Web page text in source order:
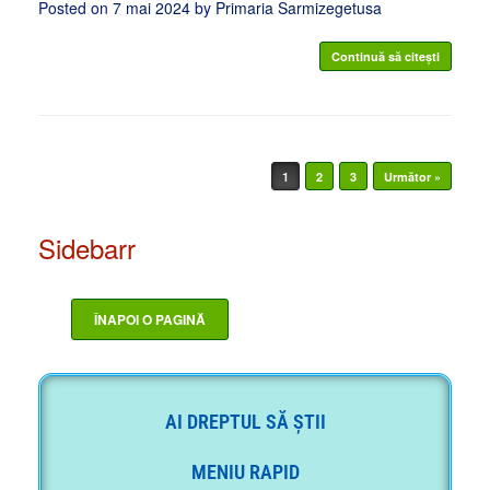
Posted on 7 mai 2024 by Primaria Sarmizegetusa
Continuă să citești
1 2 3 Următor »
Sidebarr
AI DREPTUL SĂ ȘTII
MENIU RAPID